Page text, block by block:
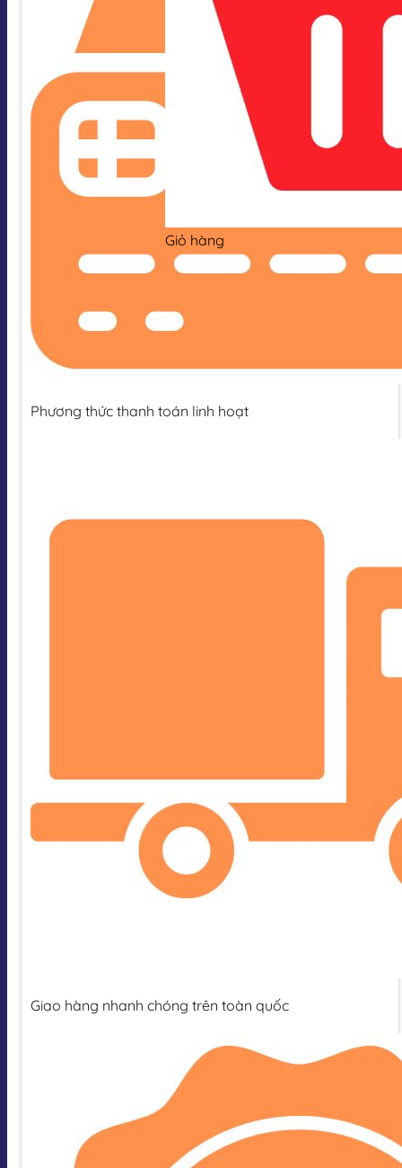
Giỏ hàng
Phương thức thanh toán linh hoạt
Giao hàng nhanh chóng trên toàn quốc